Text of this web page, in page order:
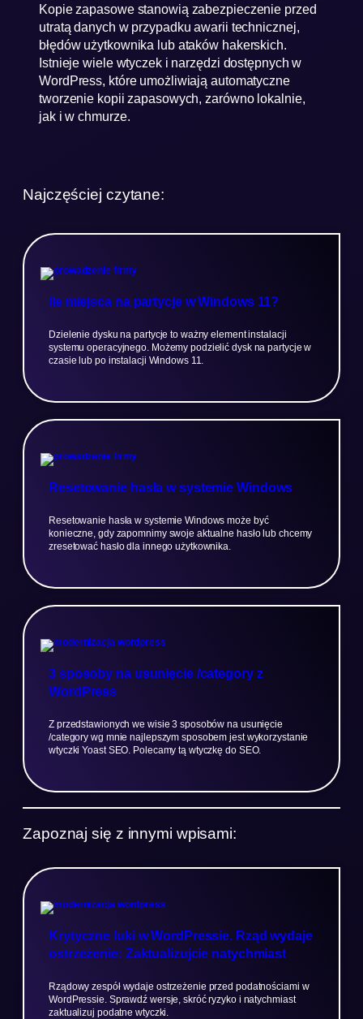
Kopie zapasowe stanowią zabezpieczenie przed
utratą danych w przypadku awarii technicznej,
błędów użytkownika lub ataków hakerskich.
Istnieje wiele wtyczek i narzędzi dostępnych w
WordPress, które umożliwiają automatyczne
tworzenie kopii zapasowych, zarówno lokalnie,
jak i w chmurze.
Najczęściej czytane:
Ile miejsca na partycje w Windows 11?
Dzielenie dysku na partycje to ważny element instalacji
systemu operacyjnego. Możemy podzielić dysk na partycje w
czasie lub po instalacji Windows 11.
Resetowanie hasła w systemie Windows
Resetowanie hasła w systemie Windows może być
konieczne, gdy zapomnimy swoje aktualne hasło lub chcemy
zresetować hasło dla innego użytkownika.
3 sposoby na usunięcie /category z
WordPress
Z przedstawionych we wisie 3 sposobów na usunięcie
/category wg mnie najlepszym sposobem jest wykorzystanie
wtyczki Yoast SEO. Polecamy tą wtyczkę do SEO.
Zapoznaj się z innymi wpisami:
Krytyczne luki w WordPressie. Rząd wydaje
ostrzeżenie: Zaktualizujcie natychmiast
Rządowy zespół wydaje ostrzeżenie przed podatnościami w
WordPressie. Sprawdź wersje, skróć ryzyko i natychmiast
zaktualizuj podatne wtyczki.